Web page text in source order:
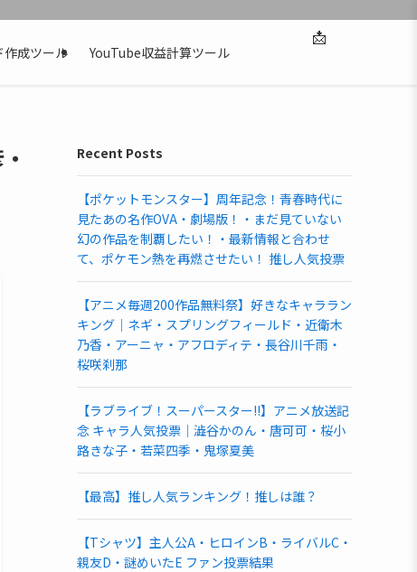
作成ツール YouTube収益計算ツール
📩
Recent Posts
【ポケットモンスター】周年記念！青春時代に
見たあの名作OVA・劇場版！・まだ見ていない
幻の作品を制覇したい！・最新情報と合わせ
て、ポケモン熱を再燃させたい！ 推し人気投票
【アニメ毎週200作品無料祭】好きなキャララン
キング｜ネギ・スプリングフィールド・近衛木
乃香・アーニャ・アフロディテ・長谷川千雨・
桜咲刹那
【ラブライブ！スーパースター!!】アニメ放送記
念 キャラ人気投票｜澁谷かのん・唐可可・桜小
路きな子・若菜四季・鬼塚夏美
【最高】推し人気ランキング！推しは誰？
【Tシャツ】主人公A・ヒロインB・ライバルC・
親友D・謎めいたE ファン投票結果